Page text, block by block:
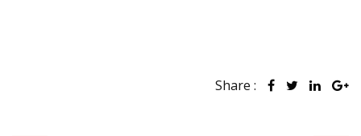
Share :